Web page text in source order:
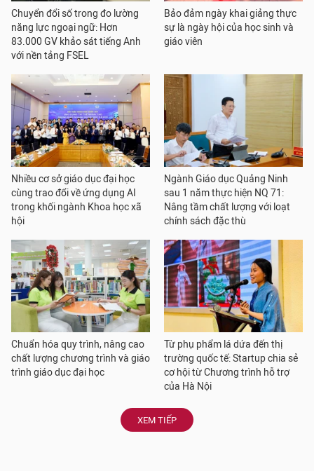
Chuyển đổi số trong đo lường
năng lực ngoại ngữ: Hơn
83.000 GV khảo sát tiếng Anh
với nền tảng FSEL
Bảo đảm ngày khai giảng thực
sự là ngày hội của học sinh và
giáo viên
Nhiều cơ sở giáo dục đại học
cùng trao đổi về ứng dụng AI
trong khối ngành Khoa học xã
hội
Ngành Giáo dục Quảng Ninh
sau 1 năm thực hiện NQ 71:
Nâng tầm chất lượng với loạt
chính sách đặc thù
Chuẩn hóa quy trình, nâng cao
chất lượng chương trình và giáo
trình giáo dục đại học
Từ phụ phẩm lá dứa đến thị
trường quốc tế: Startup chia sẻ
cơ hội từ Chương trình hỗ trợ
của Hà Nội
XEM TIẾP